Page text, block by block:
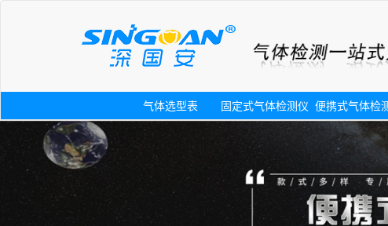
气体选型表
固定式气体检测仪 便携式气体检